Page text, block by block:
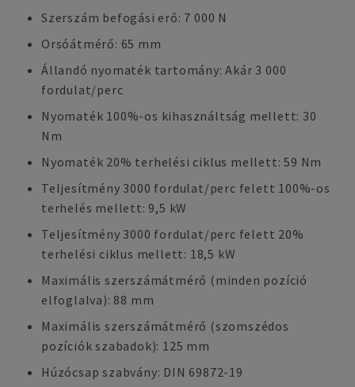
Szerszám befogási erő: 7 000 N
Orsóátmérő: 65 mm
Állandó nyomaték tartomány: Akár 3 000
fordulat/perc
Nyomaték 100%-os kihasználtság mellett: 30
Nm
Nyomaték 20% terhelési ciklus mellett: 59 Nm
Teljesítmény 3000 fordulat/perc felett 100%-os
terhelés mellett: 9,5 kW
Teljesítmény 3000 fordulat/perc felett 20%
terhelési ciklus mellett: 18,5 kW
Maximális szerszámátmérő (minden pozíció
elfoglalva): 88 mm
Maximális szerszámátmérő (szomszédos
pozíciók szabadok): 125 mm
Húzócsap szabvány: DIN 69872-19